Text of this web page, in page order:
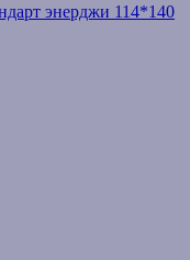
энерджи 114*140